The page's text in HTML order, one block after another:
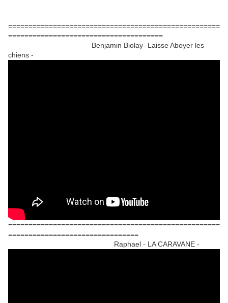
====================================================
======================================
Benjamin Biolay- Laisse Aboyer les
chiens -
====================================================
================================
Raphael - LA CARAVANE -